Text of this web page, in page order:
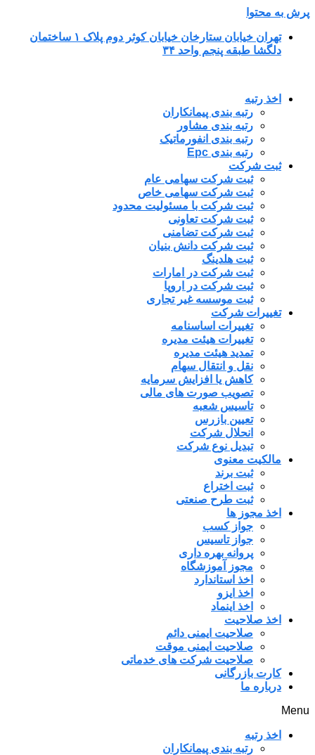
پرش به محتوا
تهران خیابان ستارخان خیابان کوثر دوم پلاک ۱ ساختمان
دلگشا طبقه پنجم واحد ۳۴
اخذ رتبه
رتبه بندی پیمانکاران
رتبه بندی مشاور
رتبه بندی انفورماتیک
رتبه بندی Epc
ثبت شرکت
ثبت شرکت سهامی عام
ثبت شرکت سهامی خاص
ثبت شرکت با مسئولیت محدود
ثبت شرکت تعاونی
ثبت شرکت تضامنی
ثبت شرکت دانش بنیان
ثبت هلدینگ
ثبت شرکت در امارات
ثبت شرکت در اروپا
ثبت موسسه غیر تجاری
تغییرات شرکت
تغییرات اساسنامه
تغییرات هیئت مدیره
تمدید هیئت مدیره
نقل و انتقال سهام
کاهش یا افزایش سرمایه
تصویب صورت های مالی
تاسیس شعبه
تعیین بازرس
انحلال شرکت
تبدیل نوع شرکت
مالکیت معنوی
ثبت برند
ثبت اختراع
ثبت طرح صنعتی
اخذ مجوز ها
جواز کسب
جواز تاسیس
پروانه بهره داری
مجوز آموزشگاه
اخذ استاندارد
اخذ ایزو
اخذ اینماد
اخذ صلاحیت
صلاحیت ایمنی دائم
صلاحیت ایمنی موقت
صلاحیت شرکت های خدماتی
کارت بازرگانی
درباره ما
Menu
اخذ رتبه
رتبه بندی پیمانکاران